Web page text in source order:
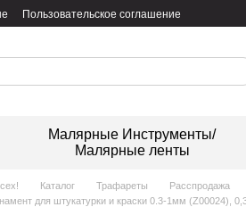
Пользовательское соглашение
Малярные Инструменты/
Малярные ленты
Каталог Трафареты
Расспродажа
для штукатурки и краски 0.3-1мм (Z00024),